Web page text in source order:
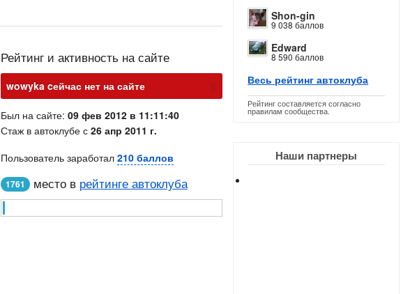
Shon-gin
9 038 баллов
Edward
8 590 баллов
Весь рейтинг автоклуба
Рейтинг составляется согласно
правилам сообщества.
Наши партнеры
Рейтинг и активность на сайте
wowyka cейчас нет на сайте х
Был на сайте: 09 фев 2012 в 11:11:40
Стаж в автоклубе с 26 апр 2011 г.
Пользователь заработал 210 баллов
1761 место в рейтинге автоклуба